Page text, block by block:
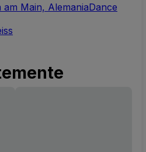
am Main, AlemaniaDance